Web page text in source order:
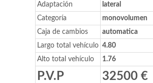
Adaptación
lateral
Categoría
monovolumen
Caja de cambios
automatica
Largo total vehículo 4.80
Alto total vehículo
1.76
P.V.P 32500 €